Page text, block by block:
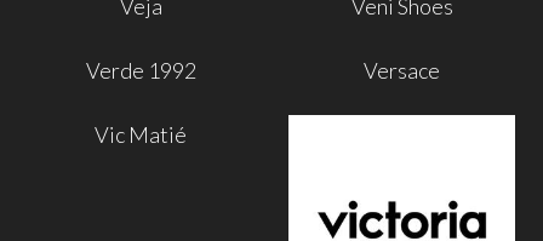
Veja Veni Shoes
Verde 1992 Versace
Vic Matié